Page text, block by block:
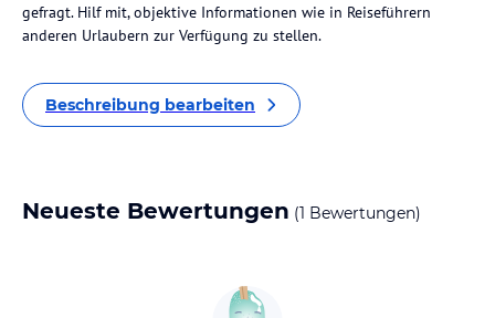
gefragt. Hilf mit, objektive Informationen wie in Reiseführern
anderen Urlaubern zur Verfügung zu stellen.
Beschreibung bearbeiten
Neueste Bewertungen (1 Bewertungen)